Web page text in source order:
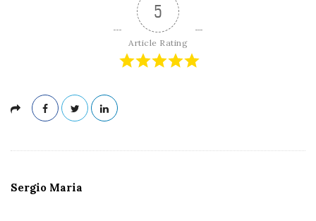
5
Article Rating
Sergio Maria